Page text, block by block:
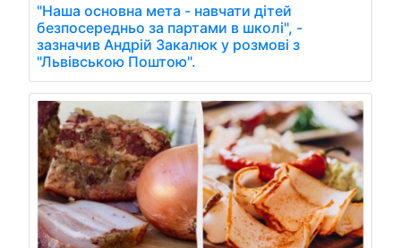
"Наша основна мета - навчати дітей
безпосередньо за партами в школі", -
зазначив Андрій Закалюк у розмові з
"Львівською Поштою".